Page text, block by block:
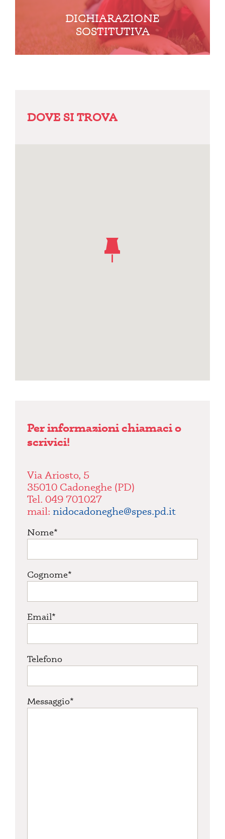
DICHIARAZIONE
SOSTITUTIVA
DOVE SI TROVA
Per informazioni chiamaci o
scrivici!
Via Ariosto, 5
35010 Cadoneghe (PD)
Tel. 049 701027
mail: nidocadoneghe@spes.pd.it
Nome*
Cognome*
Email*
Telefono
Messaggio*